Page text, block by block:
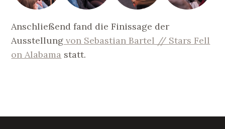
Anschließend fand die Finissage der
Ausstellung von Sebastian Bartel // Stars Fell
on Alabama statt.